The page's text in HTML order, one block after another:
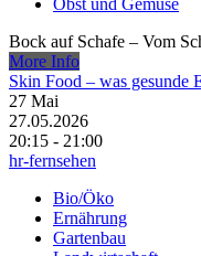
Bock auf Schafe – Vom
More Info
Skin Food – was gesunde
27 Mai
27.05.2026
20:15 - 21:00
hr-fernsehen
Bio/Öko
Ernährung
Gartenbau